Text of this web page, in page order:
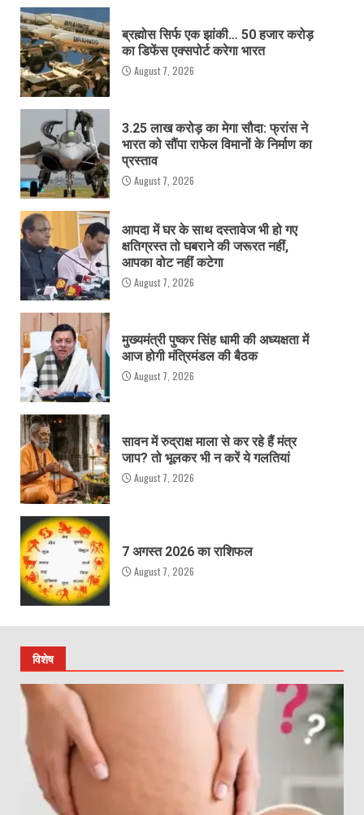
ब्रह्मोस सिर्फ एक झांकी… 50 हजार करोड़
का डिफेंस एक्सपोर्ट करेगा भारत
August 7, 2026
3.25 लाख करोड़ का मेगा सौदा: फ्रांस ने
भारत को सौंपा राफेल विमानों के निर्माण का
प्रस्ताव
August 7, 2026
आपदा में घर के साथ दस्तावेज भी हो गए
क्षतिग्रस्त तो घबराने की जरूरत नहीं,
आपका वोट नहीं कटेगा
August 7, 2026
मुख्यमंत्री पुष्कर सिंह धामी की अध्यक्षता में
आज होगी मंत्रिमंडल की बैठक
August 7, 2026
सावन में रुद्राक्ष माला से कर रहे हैं मंत्र
जाप? तो भूलकर भी न करें ये गलतियां
August 7, 2026
7 अगस्त 2026 का राशिफल
August 7, 2026
विशेष